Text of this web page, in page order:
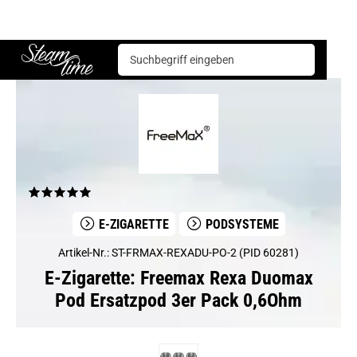
Steam time
E-Zigarette Podsysteme
E-ZIGARETTE PODSYSTEME
Artikel-Nr.: ST-FRMAX-REXADU-PO-2 (PID 60281)
E-Zigarette: Freemax Rexa Duomax
Pod Ersatzpod 3er Pack 0,6Ohm